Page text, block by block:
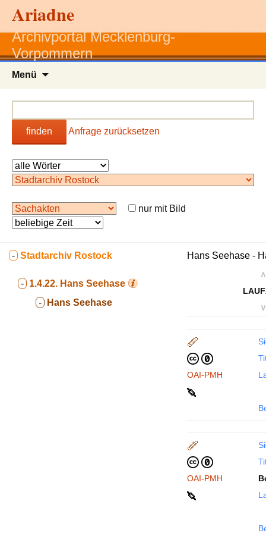
Ariadne
Archivportal Mecklenburg-
Vorpommern
Menü
finden Anfrage zurücksetzen
nur mit Bild
- Stadtarchiv Rostock
- 1.4.22. Hans Seehase
- Hans Seehase
Hans Seehase -
∧
∨
OAI-PMH
OAI-PMH